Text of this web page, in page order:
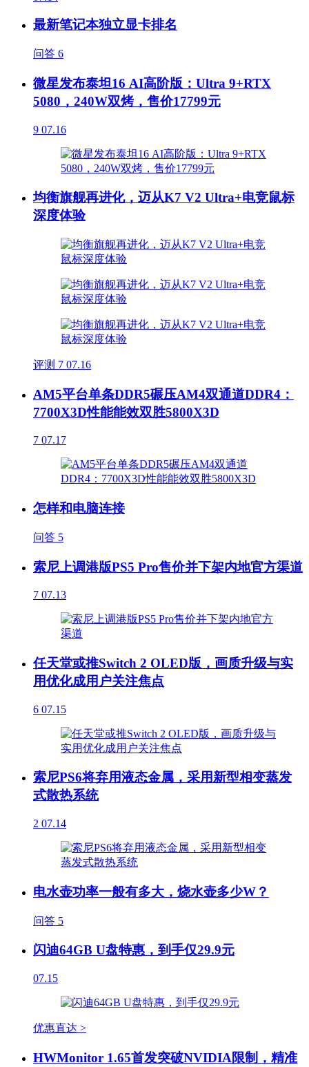
最新笔记本独立显卡排名
问答 6
微星发布泰坦16 AI高阶版：Ultra 9+RTX
5080，240W双烤，售价17799元
9 07.16
均衡旗舰再进化，迈从K7 V2 Ultra+电竞鼠标
深度体验
评测 7 07.16
AM5平台单条DDR5碾压AM4双通道DDR4：
7700X3D性能能效双胜5800X3D
7 07.17
怎样和电脑连接
问答 5
索尼上调港版PS5 Pro售价并下架内地官方渠道
7 07.13
任天堂或推Switch 2 OLED版，画质升级与实
用优化成用户关注焦点
6 07.15
索尼PS6将弃用液态金属，采用新型相变蒸发
式散热系统
2 07.14
电水壶功率一般有多大，烧水壶多少W？
问答 5
闪迪64GB U盘特惠，到手仅29.9元
07.15
优惠直达 >
HWMonitor 1.65首发突破NVIDIA限制，精准